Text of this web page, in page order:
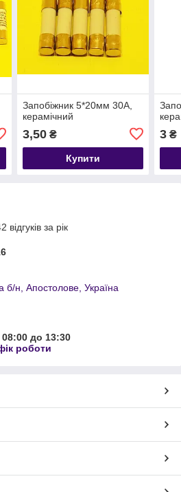
Запобіжник 5*20мм 30А,
керамічний
3,50₴
Купити
3 ₴
за рік
б/н, Апостолове, Україна
до 13:30
роботи